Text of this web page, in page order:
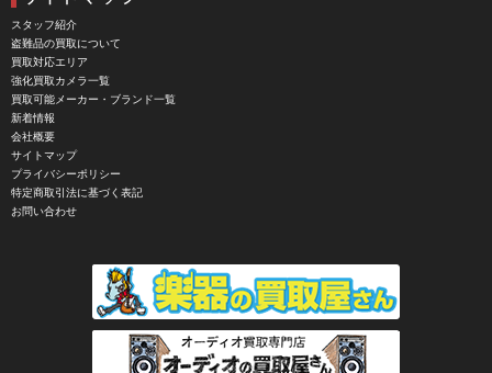
Cineroid（シネロイド）
CINEVATE （シネベート）
CIRO （シロ）
CLARUS（クラルス）
Clay Smith（クレイスミス）
COMET（コメット）
Corfield（コーフィールド）
COSINA（コシナ）
COSMOS（コスモスインターナショナル）
スタッフ紹介
盗難品の買取について
買取対応エリア
強化買取カメラ一覧
買取可能メーカー・ブランド一覧
新着情報
会社概要
サイトマップ
プライバシーポリシー
特定商取引法に基づく表記
お問い合わせ